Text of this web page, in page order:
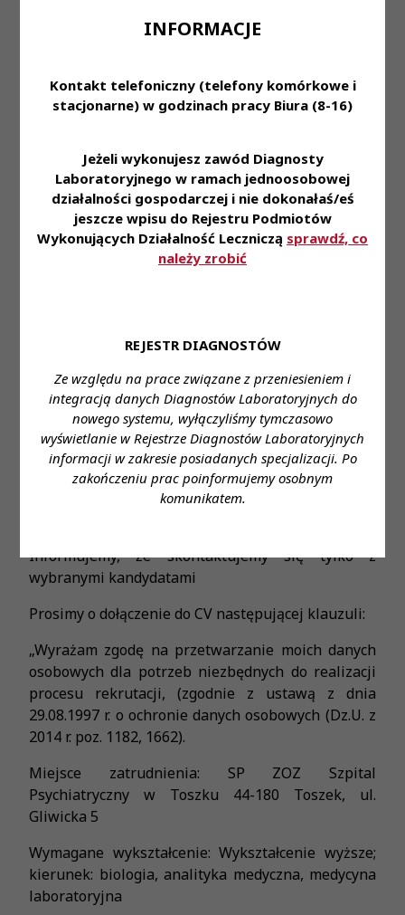
INFORMACJE
Kontakt telefoniczny (telefony komórkowe i
stacjonarne) w godzinach pracy Biura (8-16)
Jeżeli wykonujesz zawód Diagnosty
Laboratoryjnego w ramach jednoosobowej
działalności gospodarczej i nie dokonałaś/eś
jeszcze wpisu do Rejestru Podmiotów
Wykonujących Działalność Leczniczą sprawdź, co
należy zrobić
REJESTR DIAGNOSTÓW
Ze względu na prace związane z przeniesieniem i
integracją danych Diagnostów Laboratoryjnych do
nowego systemu, wyłączyliśmy tymczasowo
wyświetlanie w Rejestrze Diagnostów Laboratoryjnych
informacji w zakresie posiadanych specjalizacji. Po
zakończeniu prac poinformujemy osobnym
komunikatem.
analityka medyczna, medycyna laboratoryjna •
Prawo wykonywania zawodu • Doświadczenie w
diagnostycznym
• godziny pracy w systemie jednozmianowym •
umowa o pracę w pełnym wymiarze czasu pracy •
możliwość rozwoju zawodowego • miłą i przyjazną
atmosferę
Wymagane dokumenty:
Kserokopie dokumentów potwierdzające
kwalifikacje i doświadczenie zawodowe.
Dokumenty aplikacyjne prosimy składać osobiście
bądź kierować na adres:
SP ZOZ Szpital Psychiatryczny, ul. Gliwicka 5, 44-
180 Toszek lub droga elektroniczną
Informujemy, że skontaktujemy się tylko z
wybranymi kandydatami
Prosimy o dołączenie do CV następującej klauzuli:
„Wyrażam zgodę na przetwarzanie moich danych
osobowych dla potrzeb niezbędnych do realizacji
procesu rekrutacji, (zgodnie z ustawą z dnia
29.08.1997 r. o ochronie danych osobowych (Dz.U. z
2014 r. poz. 1182, 1662).
Miejsce zatrudnienia: SP ZOZ Szpital
Psychiatryczny w Toszku 44-180 Toszek, ul.
Gliwicka 5
Wymagane wykształcenie: Wykształcenie wyższe;
kierunek: biologia, analityka medyczna, medycyna
laboratoryjna